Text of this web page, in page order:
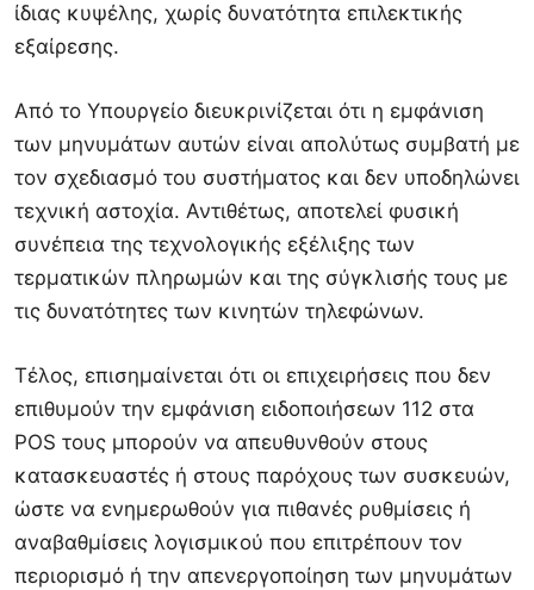
ίδιας κυψέλης, χωρίς δυνατότητα επιλεκτικής
εξαίρεσης.
Από το Υπουργείο διευκρινίζεται ότι η εμφάνιση
των μηνυμάτων αυτών είναι απολύτως συμβατή με
τον σχεδιασμό του συστήματος και δεν υποδηλώνει
τεχνική αστοχία. Αντιθέτως, αποτελεί φυσική
συνέπεια της τεχνολογικής εξέλιξης των
τερματικών πληρωμών και της σύγκλισής τους με
τις δυνατότητες των κινητών τηλεφώνων.
Τέλος, επισημαίνεται ότι οι επιχειρήσεις που δεν
επιθυμούν την εμφάνιση ειδοποιήσεων 112 στα
POS τους μπορούν να απευθυνθούν στους
κατασκευαστές ή στους παρόχους των συσκευών,
ώστε να ενημερωθούν για πιθανές ρυθμίσεις ή
αναβαθμίσεις λογισμικού που επιτρέπουν τον
περιορισμό ή την απενεργοποίηση των μηνυμάτων